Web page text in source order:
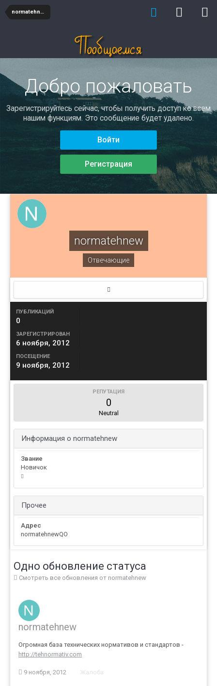
normatehnew
Добро пожаловать
Зарегистрируйтесь сейчас, чтобы получить доступ ко всем
нашим функциям. Это сообщение будет удалено.
Войти
Регистрация
normatehnew
Отвечающие
ПУБЛИКАЦИЙ
0
ЗАРЕГИСТРИРОВАН
6 ноября, 2012
ПОСЕЩЕНИЕ
9 ноября, 2012
РЕПУТАЦИЯ
0
Neutral
Информация о normatehnew
Звание
Новичок
Прочее
Адрес
normatehnewQO
Одно обновление статуса
Смотреть все обновления от normatehnew
normatehnew
Огромная база технических нормативов и стандартов -
http://tehnormativ.com
9 ноября, 2012 Жалоба